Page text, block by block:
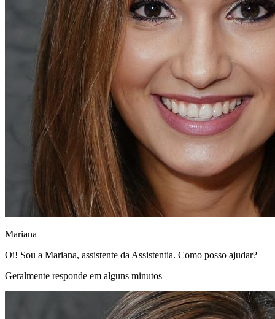
Mariana
Oi! Sou a Mariana, assistente da Assistentia. Como posso ajudar?
Geralmente responde em alguns minutos